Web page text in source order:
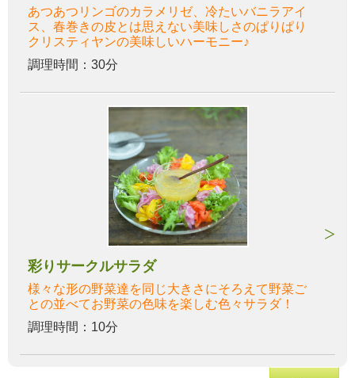
あつあつリンゴのカラメリゼ、冷たいバニラアイ
ス、春巻きの皮とは思えない美味しさのぱりぱり
クリスティヤンの美味しいハーモニー♪
調理時間：30分
彩りサークルサラダ
様々な形の野菜達を同じ大きさにそろえて野菜ご
との並べてお野菜の色味を楽しむ色々サラダ！
調理時間：10分